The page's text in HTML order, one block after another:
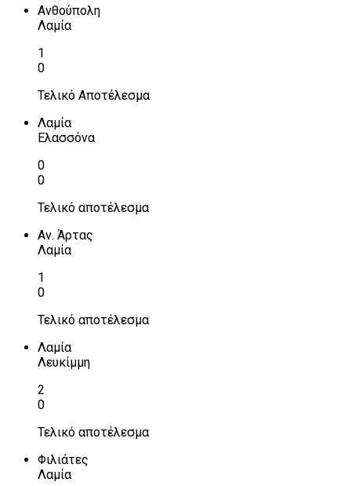
Ανθούπολη
Λαμία
1
0
Τελικό Αποτέλεσμα
Λαμία
Ελασσόνα
0
0
Τελικό αποτέλεσμα
Αν. Άρτας
Λαμία
1
0
Τελικό αποτέλεσμα
Λαμία
Λευκίμμη
2
0
Τελικό αποτέλεσμα
Φιλιάτες
Λαμία